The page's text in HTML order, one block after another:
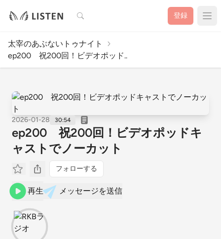
検索 登録
太宰のあぶないトゥナイト
ep200 祝200回！ビデオポッド..
2026-01-28 30:54
ep200 祝200回！ビデオポッドキ
ャストでノーカット
フォローする
再生 メッセージを送信